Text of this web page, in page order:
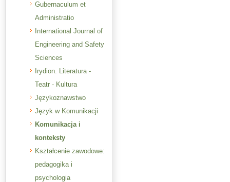
Gubernaculum et
Administratio
International Journal of
Engineering and Safety
Sciences
Irydion. Literatura -
Teatr - Kultura
Językoznawstwo
Język w Komunikacji
Komunikacja i
konteksty
Kształcenie zawodowe:
pedagogika i
psychologia